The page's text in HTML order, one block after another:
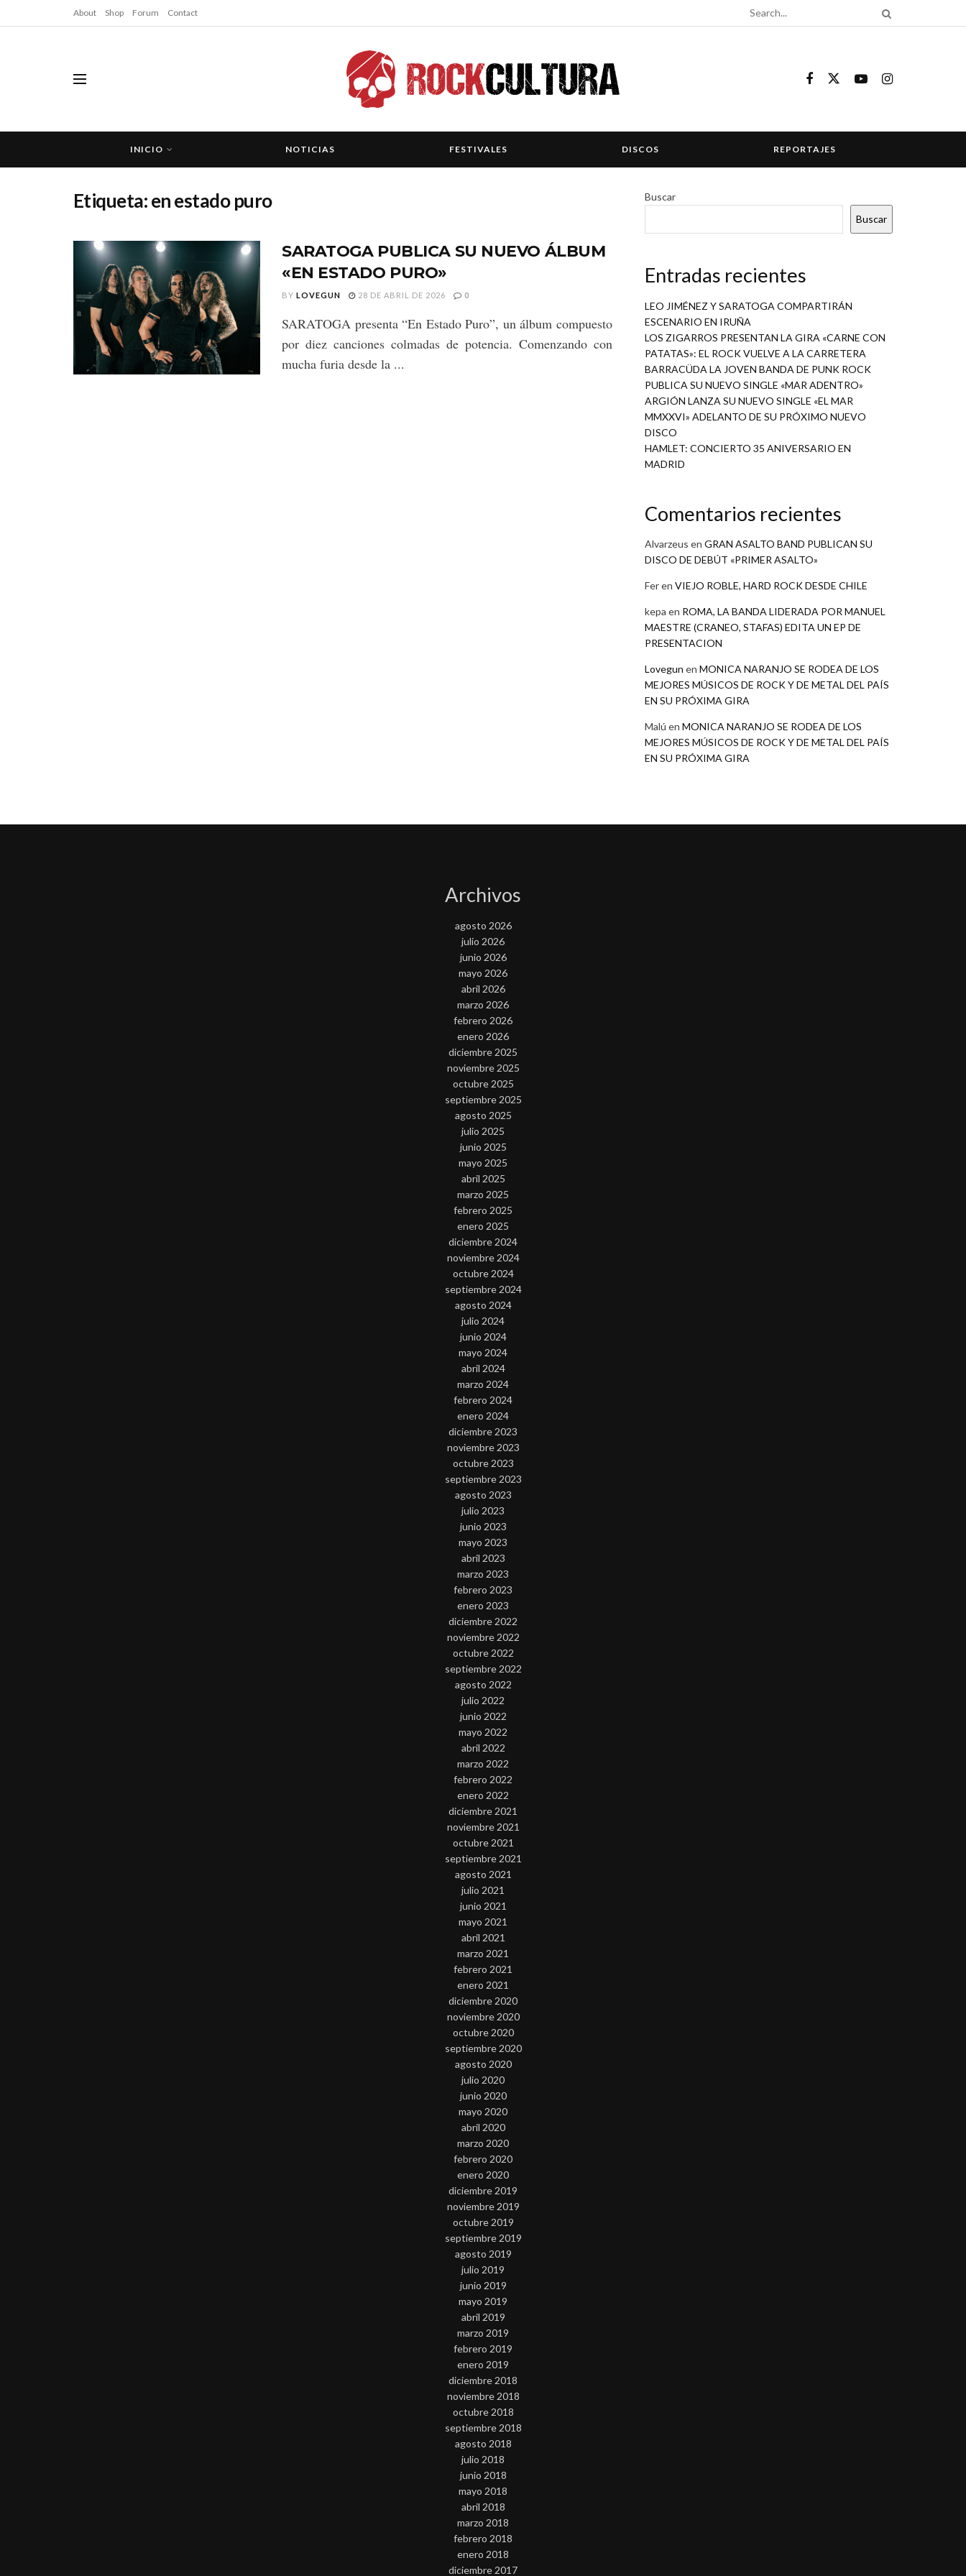
About Shop Forum Contact
INICIO NOTICIAS FESTIVALES DISCOS REPORTAJES
Etiqueta:en estado puro
SARATOGA PUBLICA SU NUEVO ÁLBUM
«EN ESTADO PURO»
BY LOVEGUN 28 DE ABRIL DE 2026 0
SARATOGA presenta “En Estado Puro”, un álbum compuesto
por diez canciones colmadas de potencia. Comenzando con
mucha furia desde la ...
Buscar
Buscar
Entradas recientes
LEO JIMÉNEZ Y SARATOGA COMPARTIRÁN
ESCENARIO EN IRUÑA
LOS ZIGARROS PRESENTAN LA GIRA «CARNE CON
PATATAS»: EL ROCK VUELVE A LA CARRETERA
BARRACÜDA LA JOVEN BANDA DE PUNK ROCK
PUBLICA SU NUEVO SINGLE «MAR ADENTRO»
ARGIÓN LANZA SU NUEVO SINGLE «EL MAR
MMXXVI» ADELANTO DE SU PRÓXIMO NUEVO
DISCO
HAMLET: CONCIERTO 35 ANIVERSARIO EN
MADRID
Comentarios recientes
Alvarzeus en GRAN ASALTO BAND PUBLICAN SU
DISCO DE DEBÚT «PRIMER ASALTO»
Feren VIEJO ROBLE, HARD ROCK DESDE CHILE
kepa en ROMA, LA BANDA LIDERADA POR MANUEL
MAESTRE (CRANEO, STAFAS) EDITA UN EP DE
PRESENTACION
Lovegun en MONICA NARANJO SE RODEA DE LOS
MEJORES MÚSICOS DE ROCK Y DE METAL DEL PAÍS
EN SU PRÓXIMA GIRA
Malú en MONICA NARANJO SE RODEA DE LOS
MEJORES MÚSICOS DE ROCK Y DE METAL DEL PAÍS
EN SU PRÓXIMA GIRA
Archivos
agosto 2026
julio 2026
junio 2026
mayo 2026
abril 2026
marzo 2026
febrero 2026
enero 2026
diciembre 2025
noviembre 2025
octubre 2025
septiembre 2025
agosto 2025
julio 2025
junio 2025
mayo 2025
abril 2025
marzo 2025
febrero 2025
enero 2025
diciembre 2024
noviembre 2024
octubre 2024
septiembre 2024
agosto 2024
julio 2024
junio 2024
mayo 2024
abril 2024
marzo 2024
febrero 2024
enero 2024
diciembre 2023
noviembre 2023
octubre 2023
septiembre 2023
agosto 2023
julio 2023
junio 2023
mayo 2023
abril 2023
marzo 2023
febrero 2023
enero 2023
diciembre 2022
noviembre 2022
octubre 2022
septiembre 2022
agosto 2022
julio 2022
junio 2022
mayo 2022
abril 2022
marzo 2022
febrero 2022
enero 2022
diciembre 2021
noviembre 2021
octubre 2021
septiembre 2021
agosto 2021
julio 2021
junio 2021
mayo 2021
abril 2021
marzo 2021
febrero 2021
enero 2021
diciembre 2020
noviembre 2020
octubre 2020
septiembre 2020
agosto 2020
julio 2020
junio 2020
mayo 2020
abril 2020
marzo 2020
febrero 2020
enero 2020
diciembre 2019
noviembre 2019
octubre 2019
septiembre 2019
agosto 2019
julio 2019
junio 2019
mayo 2019
abril 2019
marzo 2019
febrero 2019
enero 2019
diciembre 2018
noviembre 2018
octubre 2018
septiembre 2018
agosto 2018
julio 2018
junio 2018
mayo 2018
abril 2018
marzo 2018
febrero 2018
enero 2018
diciembre 2017